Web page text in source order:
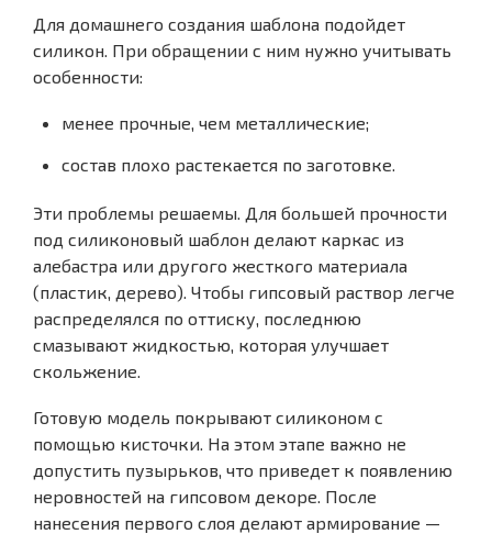
Для домашнего создания шаблона подойдет
силикон. При обращении с ним нужно учитывать
особенности:
менее прочные, чем металлические;
состав плохо растекается по заготовке.
Эти проблемы решаемы. Для большей прочности
под силиконовый шаблон делают каркас из
алебастра или другого жесткого материала
(пластик, дерево). Чтобы гипсовый раствор легче
распределялся по оттиску, последнюю
смазывают жидкостью, которая улучшает
скольжение.
Готовую модель покрывают силиконом с
помощью кисточки. На этом этапе важно не
допустить пузырьков, что приведет к появлению
неровностей на гипсовом декоре. После
нанесения первого слоя делают армирование —